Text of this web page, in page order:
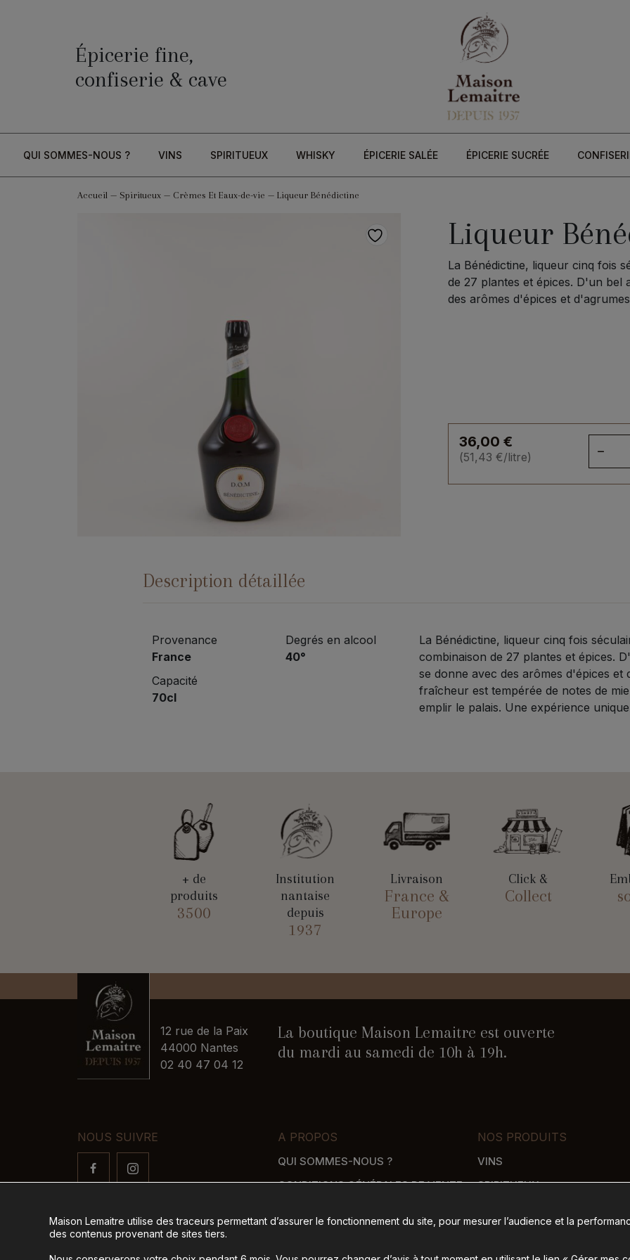
Épicerie fine,
confiserie & cave
QUI SOMMES-NOUS ? VINS SPIRITUEUX WHISKY ÉPICERIE SALÉE ÉPICERIE SUCRÉE
Accueil— Spiritueux— Crèmes Et Eaux-de-vie — Liqueur Bénédictine
Liqueur
La Bénédictine, liqueur cinq fois
de 27 plantes et épices. D'un bel
des arômes d'épices et
36,00 €
(51,43 €/litre)
Description détaillée
Provenance
France
Capacité
70cl
Degrés en alcool
40°
La Bénédictine, liqueur cinq fois
combinaison de 27 plantes et épices.
se donne avec des arômes d'épices et
fraîcheur est tempérée de notes de
emplir le palais. Une expérience
+ de
produits
3500
Institution
nantaise
depuis
1937
Livraison
France &
Europe
Click &
Collect
12 rue de la Paix
44000 Nantes
02 40 47 04 12
La boutique Maison Lemaitre est ouverte
du mardi au samedi de 10h à 19h.
NOUS SUIVRE A PROPOS
QUI SOMMES-NOUS ?
CONDITIONS GÉNÉRALES DE VENTE
MODES DE PAIEMENT
NOS PRODUITS
VINS
SPIRITUEUX
ÉPICERIE SUCRÉE
Maison Lemaitre utilise des traceurs permettant d’assurer le fonctionnement du site, pour mesurer l’audience et la
des contenus provenant de sites tiers.